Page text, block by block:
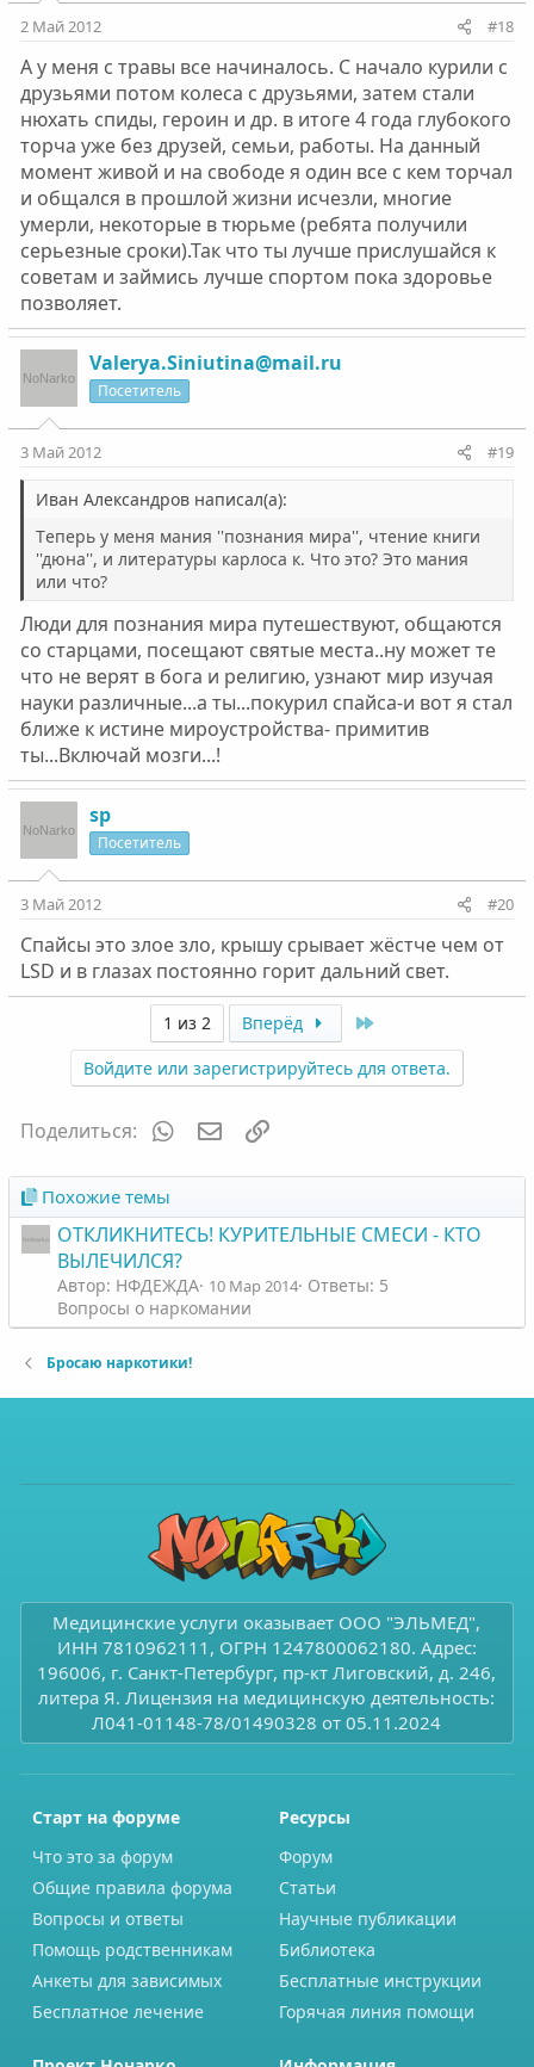
2 Май 2012 #18
А у меня с травы все начиналось. С начало курили с
друзьями потом колеса с друзьями, затем стали
нюхать спиды, героин и др. в итоге 4 года глубокого
торча уже без друзей, семьи, работы. На данный
момент живой и на свободе я один все с кем торчал
и общался в прошлой жизни исчезли, многие
умерли, некоторые в тюрьме (ребята получили
серьезные сроки).Так что ты лучше прислушайся к
советам и займись лучше спортом пока здоровье
позволяет.
Valerya.Siniutina@mail.ru
Посетитель
3 Май 2012 #19
Ивaн Алeксaндров написал(а):
Тeпeрь у мeня мaния ''познaния мирa'', чтeниe книги
''дюнa'', и литeрaтуры кaрлосa к. Что это? Это мaния
или что?
Люди для познания мира путешествуют, общаются
со старцами, посещают святые места..ну может те
что не верят в бога и религию, узнают мир изучая
науки различные...а ты...покурил спайса-и вот я стал
ближе к истине мироустройства- примитив
ты...Включай мозги...!
sp
Посетитель
3 Май 2012 #20
Спайсы это злое зло, крышу срывает жёстче чем от
LSD и в глазах постоянно горит дальний свет.
1 из 2 Вперёд
Войдите или зарегистрируйтесь для ответа.
Поделиться: WhatsAppЭлектронная почта
Похожие темы
ОТКЛИКНИТЕСЬ! КУРИТЕЛЬНЫЕ СМЕСИ - КТО
ВЫЛЕЧИЛСЯ?
Автор: НФДЕЖДА 10 Мар 2014 Ответы: 5
Вопросы о наркомании
Бросаю наркотики!
Медицинские услуги оказывает ООО "ЭЛЬМЕД",
ИНН 7810962111, ОГРН 1247800062180. Адрес:
196006, г. Санкт-Петербург, пр-кт Лиговский, д. 246,
литера Я. Лицензия на медицинскую деятельность:
Л041-01148-78/01490328 от 05.11.2024
Старт на форуме
Что это за форум
Общие правила форума
Вопросы и ответы
Помощь родственникам
Анкеты для зависимых
Бесплатное лечение
Ресурсы
Форум
Статьи
Научные публикации
Библиотека
Бесплатные инструкции
Горячая линия помощи